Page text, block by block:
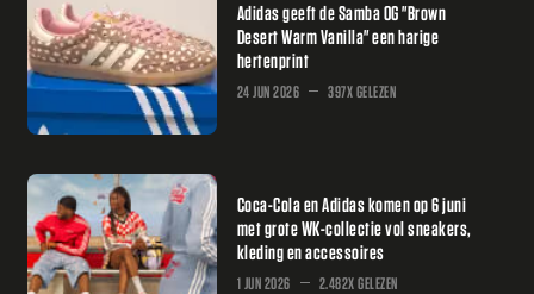
Adidas geeft de Samba OG "Brown
Desert Warm Vanilla" een harige
hertenprint
24 JUN 2026 397X GELEZEN
Coca-Cola en Adidas komen op 6 juni
met grote WK-collectie vol sneakers,
kleding en accessoires
1 JUN 2026 2.482X GELEZEN